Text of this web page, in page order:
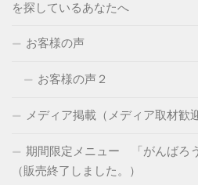
を探しているあなたへ
お客様の声
お客様の声２
メディア掲載（メディア取材歓
期間限定メニュー 「がんばろ
（販売終了しました。）